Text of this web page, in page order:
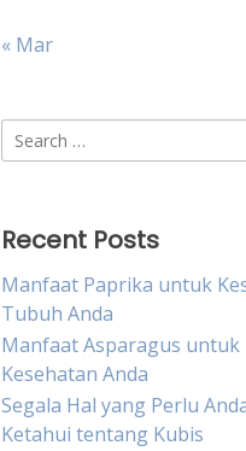
« Mar
Search
for:
Recent Posts
Manfaat Paprika untuk
Tubuh Anda
Manfaat Asparagus untuk
Kesehatan Anda
Segala Hal yang Perlu
Ketahui tentang Kubis